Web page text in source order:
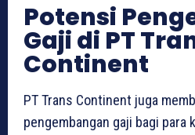
Potensi
Gaji di PT
Continent
PT Trans Continent juga
pengembangan gaji bagi para